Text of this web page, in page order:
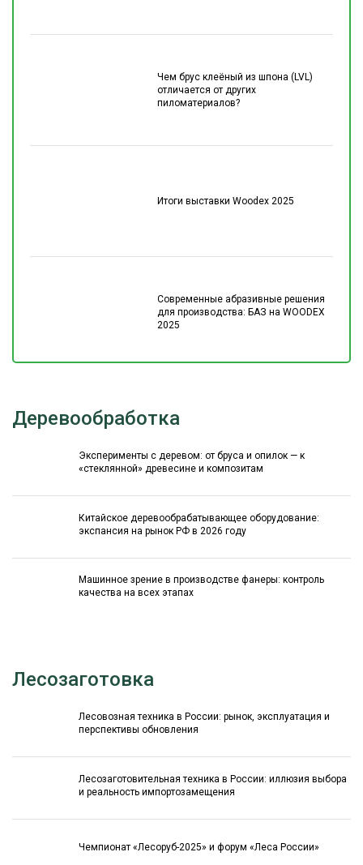
Чем брус клеёный из шпона (LVL)
отличается от других
пиломатериалов?
Итоги выставки Woodex 2025
Современные абразивные решения
для производства: БАЗ на WOODEX
2025
Деревообработка
Эксперименты с деревом: от бруса и опилок — к
«стеклянной» древесине и композитам
Китайское деревообрабатывающее оборудование:
экспансия на рынок РФ в 2026 году
Машинное зрение в производстве фанеры: контроль
качества на всех этапах
Лесозаготовка
Лесовозная техника в России: рынок, эксплуатация и
перспективы обновления
Лесозаготовительная техника в России: иллюзия выбора
и реальность импортозамещения
Чемпионат «Лесоруб-2025» и форум «Леса России»